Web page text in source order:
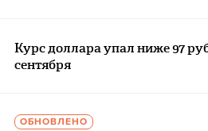
Курс доллара упал ниже 97
сентября
ОБНОВЛЕНО